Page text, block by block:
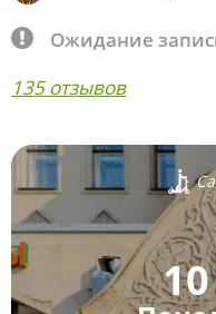
Ожидание
135 отзывов